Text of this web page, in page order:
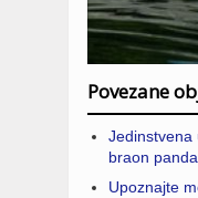
Povezane
Jedinstvena
braon
Upoznajte